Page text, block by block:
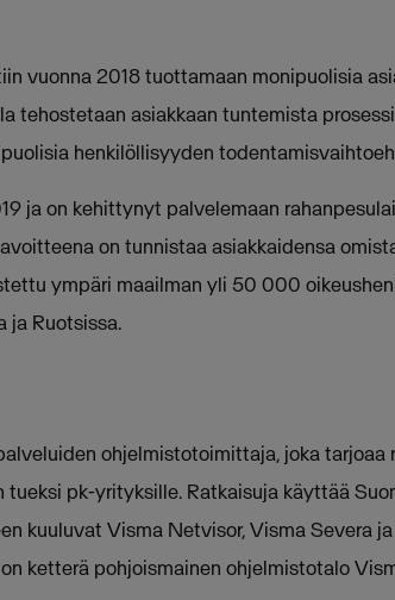
vuonna 2018 tuottamaan monipuolisia
tehostetaan asiakkaan tuntemista
henkilöllisyyden
ja on kehittynyt palvelemaan
on tunnistaa asiakkaidensa
ympäri maailman yli 50 000
ja Ruotsissa.
ohjelmistotoimittaja, joka tarjoaa
pk-yrityksille. Ratkaisuja käyttää
kuuluvat Visma Netvisor, Visma Severa ja
ketterä pohjoismainen ohjelmistotalo